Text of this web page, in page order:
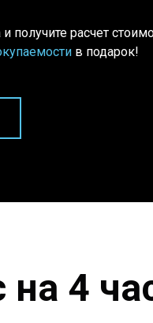
получите расчет
в подарок!
на 4